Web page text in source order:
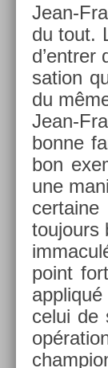
Jean-
du tout.
d’entr­er
sa­tion
du
Jean-
bonne
bon
une
toujours
point
celui de